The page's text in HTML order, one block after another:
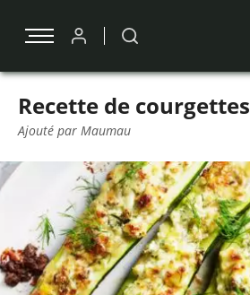
Recette de courgettes
Ajouté par Maumau